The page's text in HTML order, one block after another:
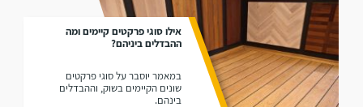
אילו סוגי פרקטים קיימים ומה
ההבדלים ביניהם?
במאמר יוסבר על סוגי פרקטים
שונים הקיימים בשוק, וההבדלים
בינהם.